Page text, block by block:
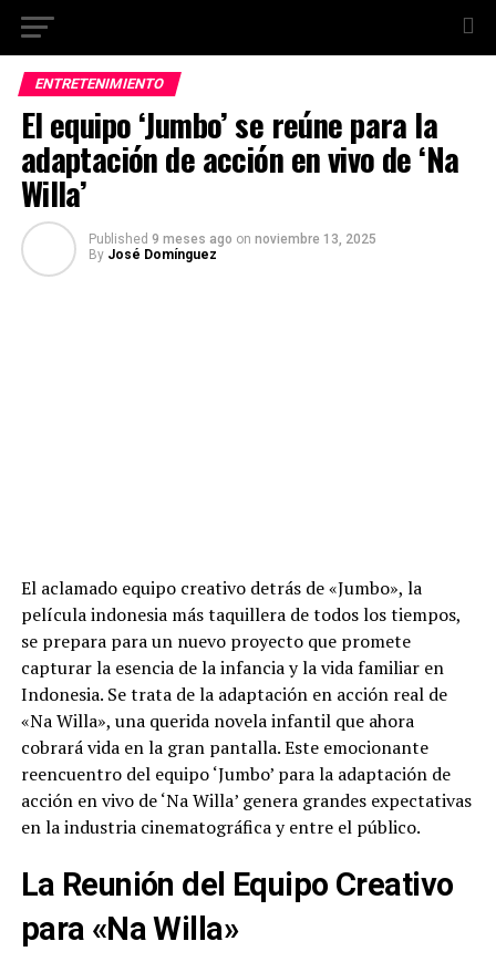
ENTRETENIMIENTO
El equipo ‘Jumbo’ se reúne para la
adaptación de acción en vivo de ‘Na
Willa’
Published 9 meses ago on noviembre 13, 2025
By José Domínguez
El aclamado equipo creativo detrás de «Jumbo», la
película indonesia más taquillera de todos los tiempos,
se prepara para un nuevo proyecto que promete
capturar la esencia de la infancia y la vida familiar en
Indonesia. Se trata de la adaptación en acción real de
«Na Willa», una querida novela infantil que ahora
cobrará vida en la gran pantalla. Este emocionante
reencuentro del equipo ‘Jumbo’ para la adaptación de
acción en vivo de ‘Na Willa’ genera grandes expectativas
en la industria cinematográfica y entre el público.
La Reunión del Equipo Creativo
para «Na Willa»